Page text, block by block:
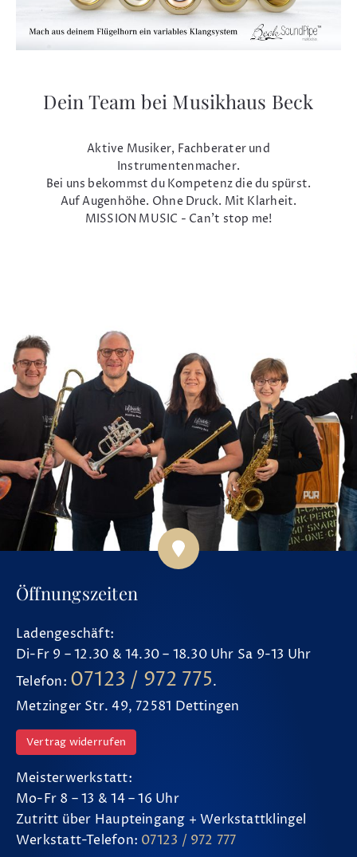
Dein Team bei Musikhaus Beck
Aktive Musiker, Fachberater und
Instrumentenmacher.
Bei uns bekommst du Kompetenz die du spürst.
Auf Augenhöhe. Ohne Druck. Mit Klarheit.
MISSION MUSIC - Can't stop me!
Öffnungszeiten
Ladengeschäft:
Di-Fr 9 – 12.30 & 14.30 – 18.30 Uhr Sa 9-13 Uhr
Telefon: 07123 / 972 775.
Metzinger Str. 49, 72581 Dettingen
Vertrag widerrufen
Meisterwerkstatt:
Mo-Fr 8 – 13 & 14 – 16 Uhr
Zutritt über Haupteingang + Werkstattklingel
Werkstatt-Telefon: 07123 / 972 777